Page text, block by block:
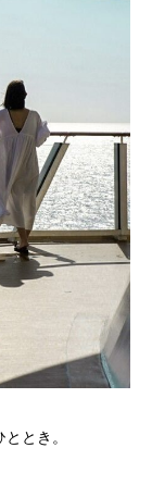
とき。